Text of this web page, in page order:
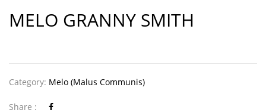
MELO GRANNY SMITH
Category: Melo (Malus Communis)
Share :